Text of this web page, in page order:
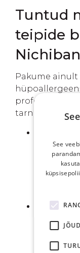
Tuntud
teipide
Nichiban
Pakume ainult
tarnijatelt:
Nichiban
Jaapani
teip on
See